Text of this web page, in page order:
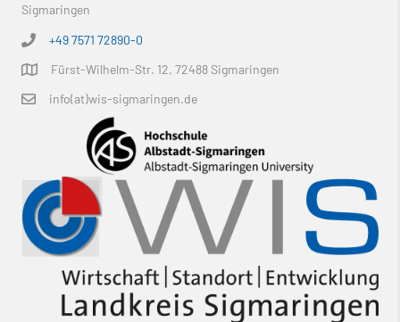
Sigmaringen
+49 7571 72890-0
Fürst-Wilhelm-Str. 12, 72488 Sigmaringen
info(at)wis-sigmaringen.de